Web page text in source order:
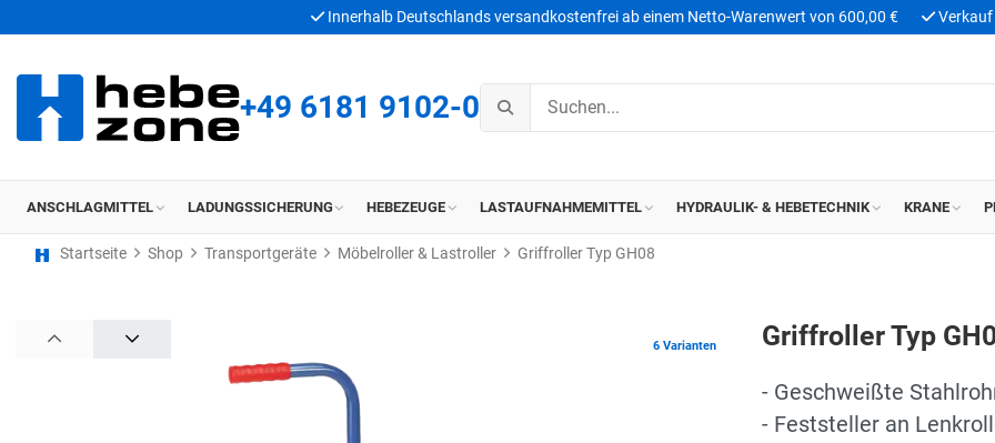
Innerhalb Deutschlands versandkostenfrei ab einem Netto-Warenwert von 600,00 € Verkauf
+49 6181 9102-0
ANSCHLAGMITTEL LADUNGSSICHERUNG HEBEZEUGE LASTAUFNAHMEMITTEL HYDRAULIK- & HEBETECHNIK KRANE
Startseite Shop Transportgeräte Möbelroller & Lastroller Griffroller Typ GH08
PREV NEXT 6 Varianten Griffroller Typ
- Geschweißte
- Feststeller an